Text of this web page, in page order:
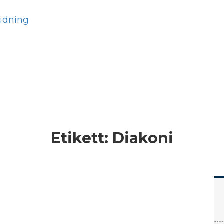
Etikett: Diakoni